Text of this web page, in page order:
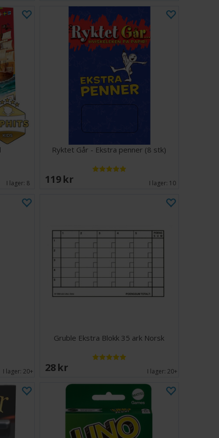
I lager: 8
Ryktet Går - Ekstra penner (8 stk)
119 SEK I lager: 10
I lager:20+
Gruble Ekstra Blokk 35 ark Norsk
28 SEK I lager:20+